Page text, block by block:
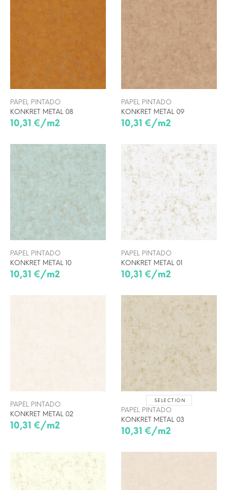
PAPEL PINTADO
KONKRET METAL 08
10,31 €/m2
PAPEL PINTADO
KONKRET METAL 09
10,31 €/m2
PAPEL PINTADO
KONKRET METAL 10
10,31 €/m2
PAPEL PINTADO
KONKRET METAL 01
10,31 €/m2
PAPEL PINTADO
KONKRET METAL 02
10,31 €/m2
SELECTION
PAPEL PINTADO
KONKRET METAL 03
10,31 €/m2